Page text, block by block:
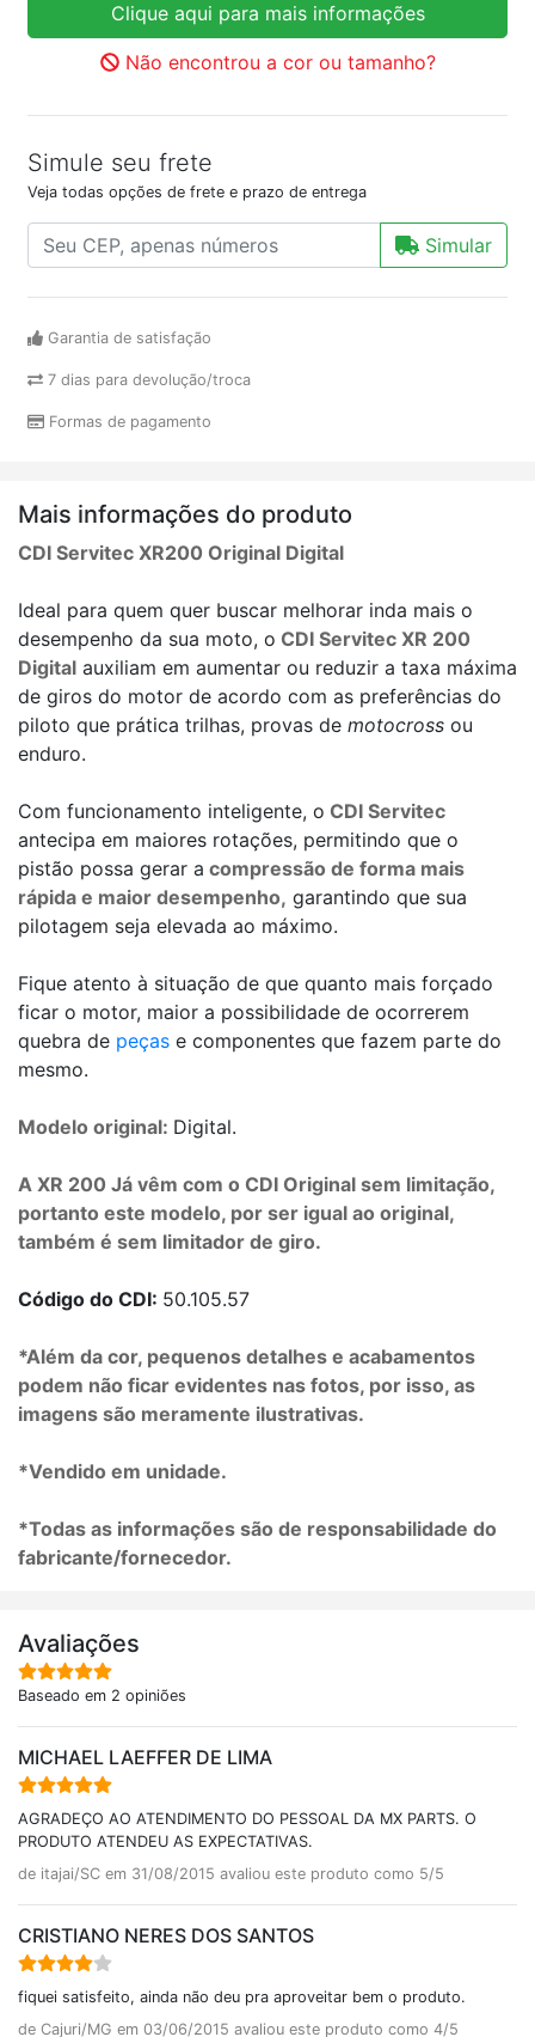
Clique aqui para mais informações
Não encontrou a cor ou tamanho?
Simule seu frete
Veja todas opções de frete e prazo de entrega
Simular
Garantia de satisfação
7 dias para devolução/troca
Formas de pagamento
Mais informações do produto
CDI Servitec XR200 Original Digital
Ideal para quem quer buscar melhorar inda mais o
desempenho da sua moto, o CDI Servitec XR 200
Digital auxiliam em aumentar ou reduzir a taxa máxima
de giros do motor de acordo com as preferências do
piloto que prática trilhas, provas de motocross ou
enduro.
Com funcionamento inteligente, o CDI Servitec
antecipa em maiores rotações, permitindo que o
pistão possa gerar a compressão de forma mais
rápida e maior desempenho, garantindo que sua
pilotagem seja elevada ao máximo.
Fique atento à situação de que quanto mais forçado
ficar o motor, maior a possibilidade de ocorrerem
quebra de peças e componentes que fazem parte do
mesmo.
Modelo original: Digital.
A XR 200 Já vêm com o CDI Original sem limitação,
portanto este modelo, por ser igual ao original,
também é sem limitador de giro.
Código do CDI: 50.105.57
*Além da cor, pequenos detalhes e acabamentos
podem não ficar evidentes nas fotos, por isso, as
imagens são meramente ilustrativas.
*Vendido em unidade.
*Todas as informações são de responsabilidade do
fabricante/fornecedor.
Avaliações
Baseado em 2 opiniões
MICHAEL LAEFFER DE LIMA
AGRADEÇO AO ATENDIMENTO DO PESSOAL DA MX PARTS. O
PRODUTO ATENDEU AS EXPECTATIVAS.
de itajai/SC em 31/08/2015 avaliou este produto como 5/5
CRISTIANO NERES DOS SANTOS
fiquei satisfeito, ainda não deu pra aproveitar bem o produto.
de Cajuri/MG em 03/06/2015 avaliou este produto como 4/5